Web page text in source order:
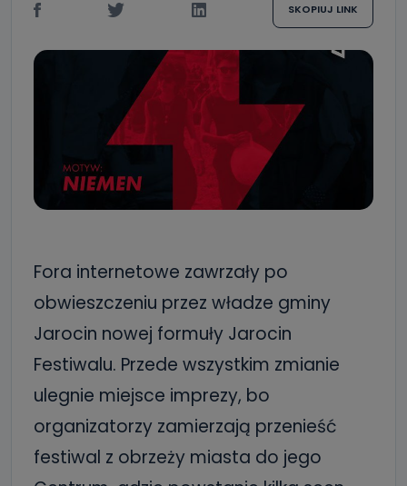
SKOPIUJ LINK
Fora internetowe zawrzały po
obwieszczeniu przez władze gminy
Jarocin nowej formuły Jarocin
Festiwalu. Przede wszystkim zmianie
ulegnie miejsce imprezy, bo
organizatorzy zamierzają przenieść
festiwal z obrzeży miasta do jego